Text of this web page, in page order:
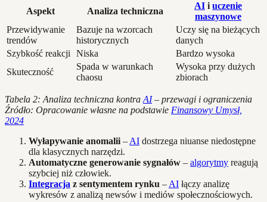
Aspekt Analiza techniczna
AI i uczenie
maszynowe
Przewidywanie
trendów
Bazuje na wzorcach
historycznych
Uczy się na bieżących
danych
Szybkość reakcji
Niska
Bardzo wysoka
Skuteczność
Spada w warunkach
chaosu
Wysoka przy dużych
zbiorach
Tabela 2: Analiza techniczna kontra AI– przewagi i ograniczenia
Źródło: Opracowanie własne na podstawie Finansowy Umysł,
2024
Wyłapywanie anomalii – AI dostrzega niuanse niedostępne
dla klasycznych narzędzi.
Automatyczne generowanie sygnałów – algorytmy reagują
szybciej niż człowiek.
Integracja z sentymentem rynku – AI łączy analizę
wykresów z analizą newsów i mediów społecznościowych.